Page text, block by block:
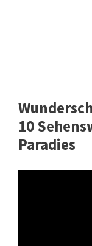
10
Paradies